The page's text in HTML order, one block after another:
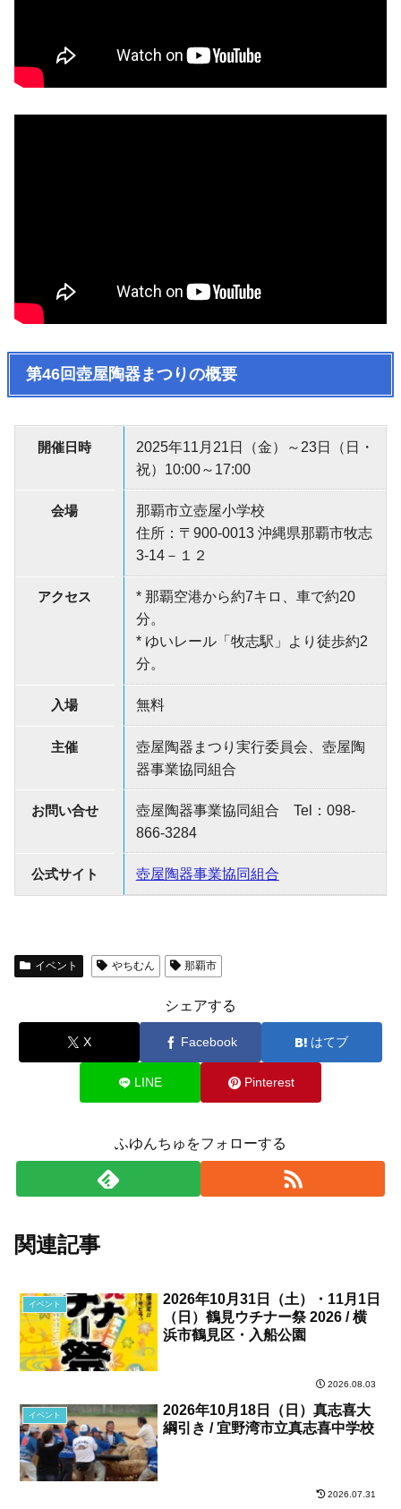
第46回壺屋陶器まつりの概要
開催日時
2025年11月21日（金）～23日（日・
祝）10:00～17:00
会場
那覇市立壺屋小学校
住所：〒900-0013 沖縄県那覇市牧志
3-14－１２
アクセス
* 那覇空港から約7キロ、車で約20
分。
* ゆいレール「牧志駅」より徒歩約2
分。
入場 無料
主催
壺屋陶器まつり実行委員会、壺屋陶
器事業協同組合
お問い合せ
壺屋陶器事業協同組合 Tel：098-
866-3284
公式サイト 壺屋陶器事業協同組合
イベント やちむん 那覇市
シェアする
X Facebook はてブ
LINE Pinterest
ふゆんちゅをフォローする
関連記事
イベント
2026年10月31日（土）・11月1日
（日）鶴見ウチナー祭 2026 / 横
浜市鶴見区・入船公園
2026.08.03
イベント
2026年10月18日（日）真志喜大
綱引き / 宜野湾市立真志喜中学校
2026.07.31